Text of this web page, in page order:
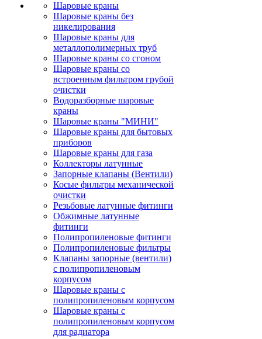
Шаровые краны
Шаровые краны без
никелирования
Шаровые краны для
металлополимерных труб
Шаровые краны со сгоном
Шаровые краны со
встроенным фильтром грубой
очистки
Водоразборные шаровые
краны
Шаровые краны "МИНИ"
Шаровые краны для бытовых
приборов
Шаровые краны для газа
Коллекторы латунные
Запорные клапаны (Вентили)
Косые фильтры механической
очистки
Резьбовые латунные фитинги
Обжимные латунные
фитинги
Полипропиленовые фитинги
Полипропиленовые фильтры
Клапаны запорные (вентили)
с полипропиленовым
корпусом
Шаровые краны с
полипропиленовым корпусом
Шаровые краны с
полипропиленовым корпусом
для радиатора